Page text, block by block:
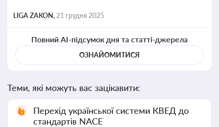
LIGA ZAKON, 21 грудня 2025
Повний AI-підсумок дня та статті-джерела
ОЗНАЙОМИТИСЯ
Теми, які можуть вас зацікавити:
Перехід української системи КВЕД до
стандартів NACE